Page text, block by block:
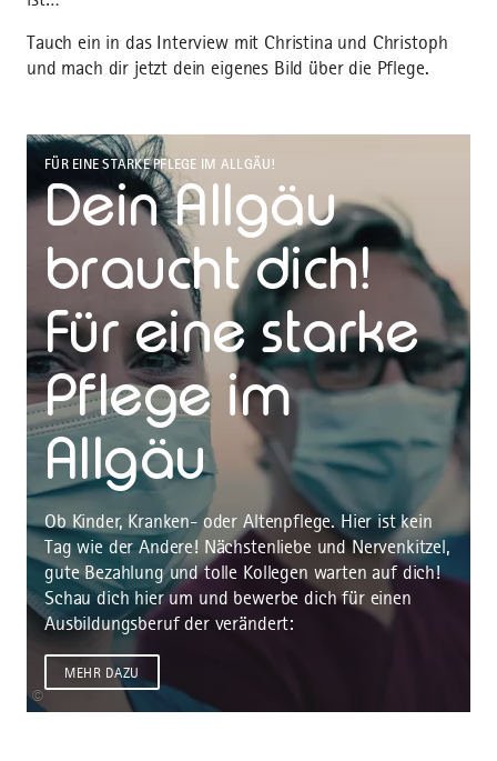
Tauch ein in das Interview mit Christina und Christoph
und mach dir jetzt dein eigenes Bild über die Pflege.
©
FÜR EINE STARKE PFLEGE IM ALLGÄU!
Dein Allgäu
braucht dich!
Für eine starke
Pflege im
Allgäu
Ob Kinder, Kranken- oder Altenpflege. Hier ist kein
Tag wie der Andere! Nächstenliebe und Nervenkitzel,
gute Bezahlung und tolle Kollegen warten auf dich!
Schau dich hier um und bewerbe dich für einen
Ausbildungsberuf der verändert:
MEHR DAZU